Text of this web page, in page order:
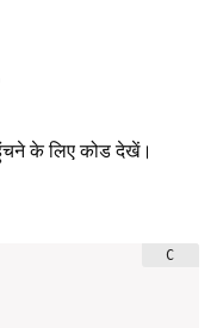
के लिए कोड देखें।